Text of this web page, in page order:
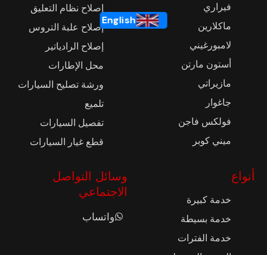
English
فيراري
ماكلارين
لامبورغيني
أستون مارتن
مازيراتي
جاغوار
فولكس فاجن
ميني كوبر
إصلاح نظام التعليق
إصلاح علبة التروس
إصلاح الرادياتير
محل الإطارات
ورشة تصليح السيارات
تلميع
تفصيل السيارات
قطع غيار السيارات
أنواع
خدمة كبيرة
خدمة بسيطة
خدمة الفترات
وسائل التواصل
الاجتماعي
واتساب